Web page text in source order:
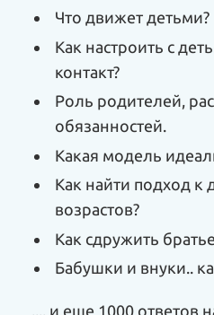
Что движет детьми?
Как настроить с
контакт?
Роль родителей,
обязанностей.
Какая модель
Как найти подход к
возрастов?
Как сдружить
Бабушки и внуки..
.... и еще 1000 ответов